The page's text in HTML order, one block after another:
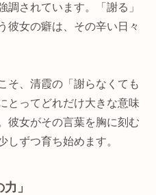
調されています。「謝る」
彼女の癖は、その辛い日々
そ、清霞の「謝らなくても
とってどれだけ大きな意味
彼女がその言葉を胸に刻む
しずつ育ち始めます。
」